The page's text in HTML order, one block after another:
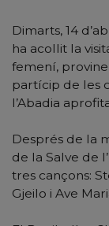
Dimarts, 14
ha acollit la
femení,
partícip de les
l’Abadia
Després de la
de la Salve de
tres cançons:
Gjeilo i Ave